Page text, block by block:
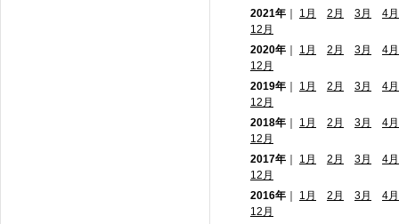
2021年
1月 2月 3月
4月
12月
2020年
1月 2月 3月
4月
12月
2019年
1月 2月 3月
4月
12月
2018年
1月 2月 3月
4月
12月
2017年
1月 2月 3月
4月
12月
2016年
1月 2月 3月
4月
12月